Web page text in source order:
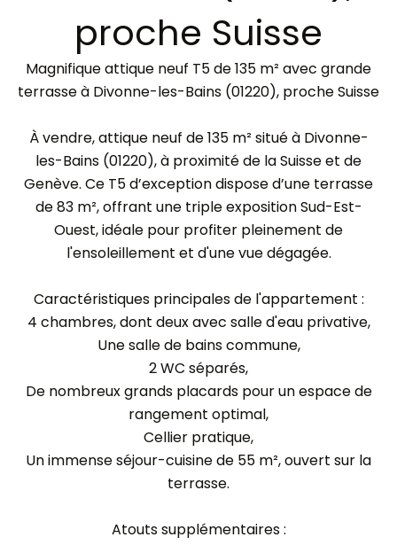
proche Suisse
Magnifique attique neuf T5 de 135 m² avec grande
terrasse à Divonne-les-Bains (01220), proche Suisse
À vendre, attique neuf de 135 m² situé à Divonne-
les-Bains (01220), à proximité de la Suisse et de
Genève. Ce T5 d’exception dispose d’une terrasse
de 83 m², offrant une triple exposition Sud-Est-
Ouest, idéale pour profiter pleinement de
l'ensoleillement et d'une vue dégagée.
Caractéristiques principales de l'appartement :
4 chambres, dont deux avec salle d'eau privative,
Une salle de bains commune,
2 WC séparés,
De nombreux grands placards pour un espace de
rangement optimal,
Cellier pratique,
Un immense séjour-cuisine de 55 m², ouvert sur la
terrasse.
Atouts supplémentaires :